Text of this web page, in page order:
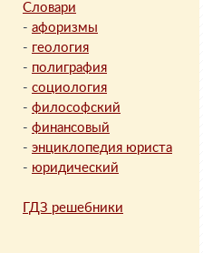
Словари
- афоризмы
- геология
- полиграфия
- социология
- философский
- финансовый
- энциклопедия юриста
- юридический
ГДЗ решебники